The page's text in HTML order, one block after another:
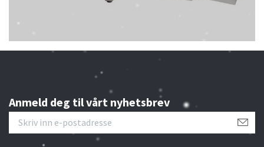
Anmeld deg til vårt nyhetsbrev